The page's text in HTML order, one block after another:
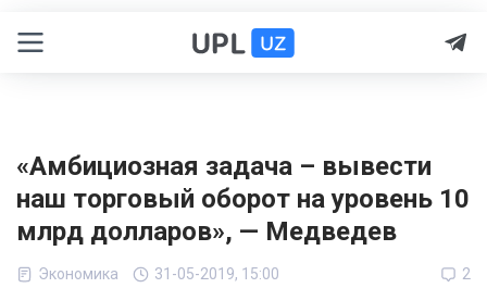
«Амбициозная задача – вывести
наш торговый оборот на уровень 10
млрд долларов», — Медведев
Экономика 31-05-2019, 15:00 2